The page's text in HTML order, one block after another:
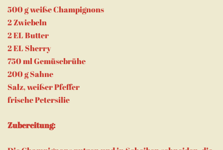
500 g weiße Champignons
2 Zwiebeln
2 EL Butter
2 EL Sherry
750 ml Gemüsebrühe
200 g Sahne
Salz, weißer Pfeffer
frische Petersilie
Zubereitung: